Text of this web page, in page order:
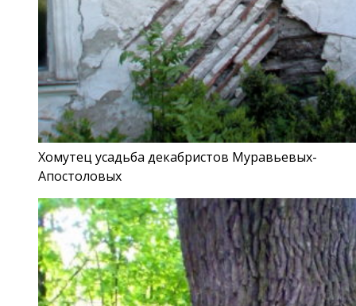
Хомутец усадьба декабристов Муравьевых-
Апостоловых